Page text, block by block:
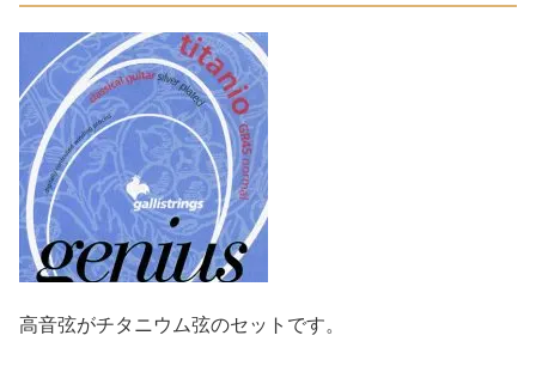
高音弦がチタニウム弦のセットです。